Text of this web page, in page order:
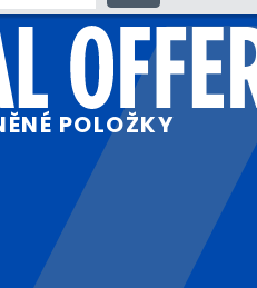
POLOŽKY